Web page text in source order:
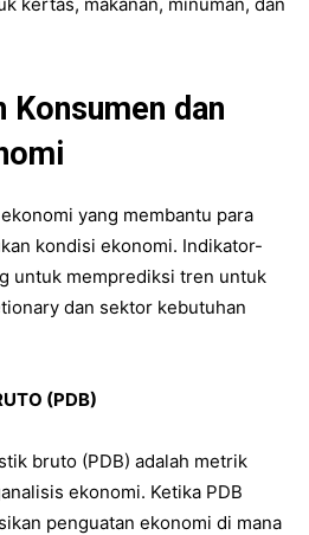
Konsumen dan
yang membantu para
kondisi ekonomi. Indikator-
untuk memprediksi tren untuk
dan sektor kebutuhan
(PDB)
bruto (PDB) adalah metrik
ekonomi. Ketika PDB
penguatan ekonomi di mana